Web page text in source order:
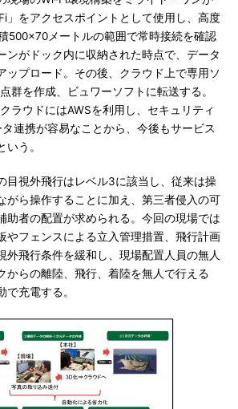
」をアクセスポイントとして使用し、高度
500×70メートルの範囲で常時接続を確認
ンがドック内に収納された時点で、データ
ップロード。その後、クラウド上で専用ソ
群を作成、ビュワーソフトに転送する。
ラウドにはAWSを利用し、セキュリティ
連携が容易なことから、今後もサービス
う。
視外飛行はレベル3に該当し、従来は操
がら操作することに加え、第三者侵入の可
助者の配置が求められる。今回の現場では
やフェンスによる立入管理措置、飛行計画
外飛行条件を緩和し、現場配置人員の無人
からの離陸、飛行、着陸を無人で行える
充電する。